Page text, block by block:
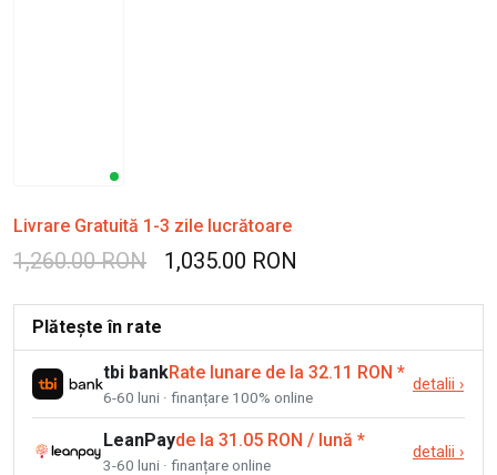
Livrare Gratuită 1-3 zile lucrătoare
1,260.00 RON 1,035.00 RON
Plătește în rate
tbi bankRate lunare de la 32.11 RON *
6-60 luni · finanțare 100% online
detalii ›
LeanPayde la 31.05 RON / lună *
3-60 luni · finanțare online
detalii ›